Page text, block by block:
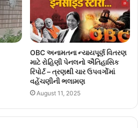
OBC અનામતના ન્યાયપૂર્ણ વિતરણ
માટે રોહિણી પેનલનો ઐતિહાસિક
રિપોર્ટ – ત્રણથી ચાર ઉપવર્ગોમાં
વહેંચણીની ભલામણ
August 11, 2025